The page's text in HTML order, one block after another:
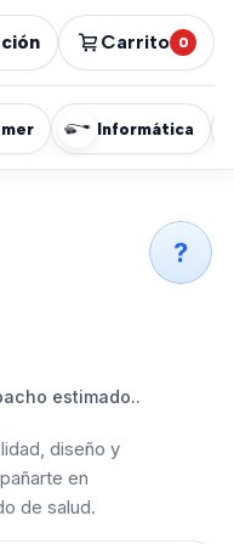
Carrito 0
Informática
estimado..
diseño y
en
de salud.
?